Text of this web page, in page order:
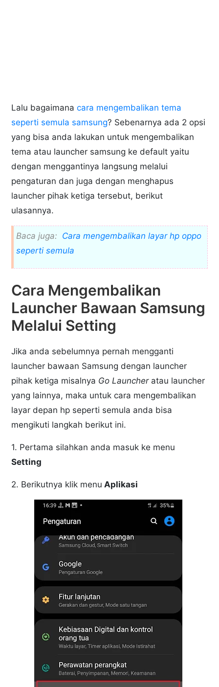
Lalu bagaimana cara mengembalikan tema
seperti semula samsung? Sebenarnya ada 2 opsi
yang bisa anda lakukan untuk mengembalikan
tema atau launcher samsung ke default yaitu
dengan menggantinya langsung melalui
pengaturan dan juga dengan menghapus
launcher pihak ketiga tersebut, berikut
ulasannya.
Baca juga: Cara mengembalikan layar hp oppo
seperti semula
Cara Mengembalikan
Launcher Bawaan Samsung
Melalui Setting
Jika anda sebelumnya pernah mengganti
launcher bawaan Samsung dengan launcher
pihak ketiga misalnya Go Launcheratau launcher
yang lainnya, maka untuk cara mengembalikan
layar depan hp seperti semula anda bisa
mengikuti langkah berikut ini.
1. Pertama silahkan anda masuk ke menu
Setting
2. Berikutnya klik menu Aplikasi